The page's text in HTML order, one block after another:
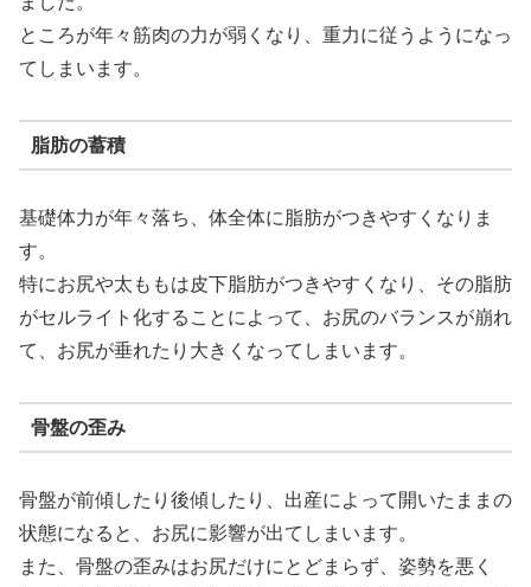
ところが年々筋肉の力が弱くなり、重力に従うようになっ
てしまいます。
脂肪の蓄積
基礎体力が年々落ち、体全体に脂肪がつきやすくなりま
す。
特にお尻や太ももは皮下脂肪がつきやすくなり、その脂肪
がセルライト化することによって、お尻のバランスが崩れ
て、お尻が垂れたり大きくなってしまいます。
骨盤の歪み
骨盤が前傾したり後傾したり、出産によって開いたままの
状態になると、お尻に影響が出てしまいます。
また、骨盤の歪みはお尻だけにとどまらず、姿勢を悪く